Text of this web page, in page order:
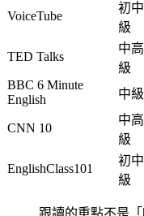
VoiceTube
初中
級
TED Talks
中高
級
BBC 6 Minute
English
中級
CNN 10
中高
級
EnglishClass101
初中
級
跟讀的重點不是